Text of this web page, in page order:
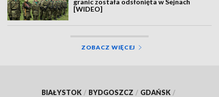
granic została odsłonięta w Sejnach
[WIDEO]
ZOBACZ WIĘCEJ
BIAŁYSTOK / BYDGOSZCZ / GDAŃSK /